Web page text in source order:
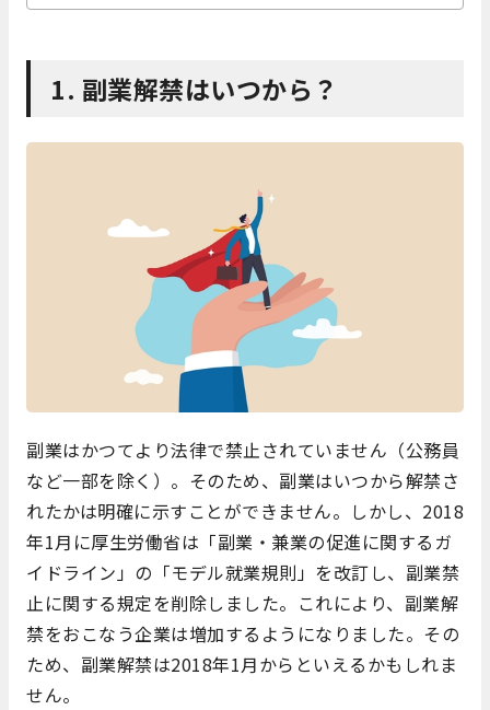
1. 副業解禁はいつから？
副業はかつてより法律で禁止されていません（公務員
など一部を除く）。そのため、副業はいつから解禁さ
れたかは明確に示すことができません。しかし、2018
年1月に厚生労働省は「副業・兼業の促進に関するガ
イドライン」の「モデル就業規則」を改訂し、副業禁
止に関する規定を削除しました。これにより、副業解
禁をおこなう企業は増加するようになりました。その
ため、副業解禁は2018年1月からといえるかもしれま
せん。